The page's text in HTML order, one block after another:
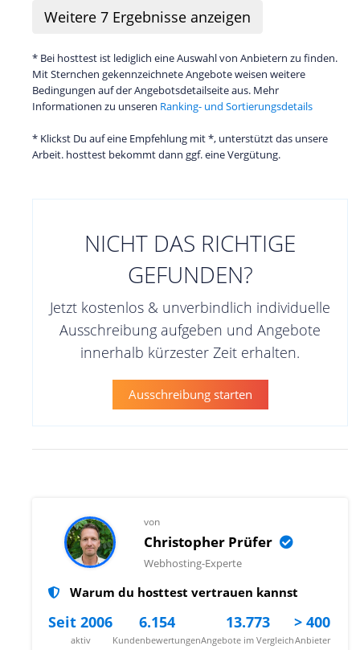
Weitere 7 Ergebnisse anzeigen
* Bei hosttest ist lediglich eine Auswahl von Anbietern zu finden.
Mit Sternchen gekennzeichnete Angebote weisen weitere
Bedingungen auf der Angebotsdetailseite aus. Mehr
Informationen zu unseren Ranking- und Sortierungsdetails
* Klickst Du auf eine Empfehlung mit *, unterstützt das unsere
Arbeit. hosttest bekommt dann ggf. eine Vergütung.
NICHT DAS RICHTIGE
GEFUNDEN?
Jetzt kostenlos & unverbindlich individuelle
Ausschreibung aufgeben und Angebote
innerhalb kürzester Zeit erhalten.
Ausschreibung starten
von
Christopher Prüfer
Webhosting-Experte
Warum du hosttest vertrauen kannst
Seit 2006
aktiv
6.154
Kundenbewertungen
13.773
Angebote im Vergleich
> 400
Anbieter